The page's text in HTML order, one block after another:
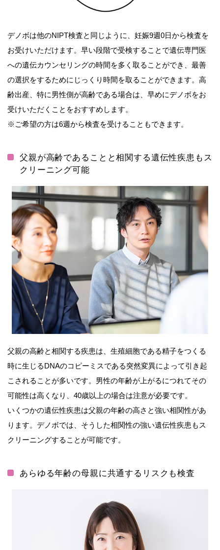
デノボは他のNIPT検査と同じように、妊娠9週0日から検査を
お受けいただけます。早い段階で受検することで遺伝専門医
への遺伝カウンセリングの時間を多く取ることができ、最善
の選択をするためにじっくり時間を取ることができます。高
齢出産、特に男性側が高齢である場合は、早めにデノボをお
受けいただくことをおすすめします。
※ご希望の方は6週から検査を受けることもできます。
父親が高齢であることと相関する遺伝性疾患もス
クリーニング可能
父親の高齢と相関する疾患は、生殖細胞である精子をつくる
時に生じるDNAのコピーミスである突然変異によって引き起
こされることが多いです。男性の年齢が上がるにつれてその
可能性は高くなり、40歳以上の場合は注意が必要です。
いくつかの遺伝性疾患は父親の年齢の高さと強い相関性があ
ります。デノボでは、そうした相関性の強い遺伝性疾患もス
クリーニングすることが可能です。
あらゆる年齢の母親に共通するリスクも検査